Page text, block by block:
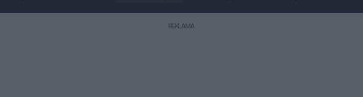
REKLAMA